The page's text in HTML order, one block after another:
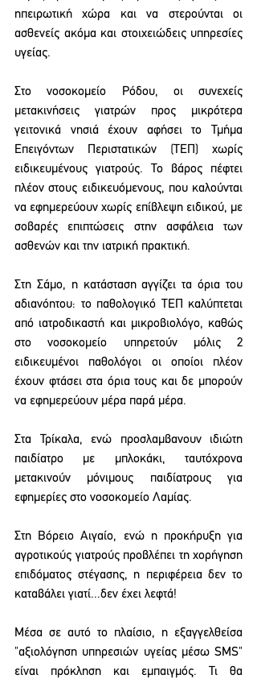
ηπειρωτική χώρα και να στερούνται οι
ασθενείς ακόμα και στοιχειώδεις υπηρεσίες
υγείας.
Στο νοσοκομείο Ρόδου, οι συνεχείς
μετακινήσεις γιατρών προς μικρότερα
γειτονικά νησιά έχουν αφήσει το Τμήμα
Επειγόντων Περιστατικών (ΤΕΠ) χωρίς
ειδικευμένους γιατρούς. Το βάρος πέφτει
πλέον στους ειδικευόμενους, που καλούνται
να εφημερεύουν χωρίς επίβλεψη ειδικού, με
σοβαρές επιπτώσεις στην ασφάλεια των
ασθενών και την ιατρική πρακτική.
Στη Σάμο, η κατάσταση αγγίζει τα όρια του
αδιανόητου: το παθολογικό ΤΕΠ καλύπτεται
από ιατροδικαστή και μικροβιολόγο, καθώς
στο νοσοκομείο υπηρετούν μόλις 2
ειδικευμένοι παθολόγοι οι οποίοι πλέον
έχουν φτάσει στα όρια τους και δε μπορούν
να εφημερεύουν μέρα παρά μέρα.
Στα Τρίκαλα, ενώ προσλαμβανουν ιδιώτη
παιδίατρο με μπλοκάκι, ταυτόχρονα
μετακινούν μόνιμους παιδίατρους για
εφημερίες στο νοσοκομείο Λαμίας.
Στη Βόρειο Αιγαίο, ενώ η προκήρυξη για
αγροτικούς γιατρούς προβλέπει τη χορήγηση
επιδόματος στέγασης, η περιφέρεια δεν το
καταβάλει γιατί...δεν έχει λεφτά!
Μέσα σε αυτό το πλαίσιο, η εξαγγελθείσα
"αξιολόγηση υπηρεσιών υγείας μέσω SMS"
είναι πρόκληση και εμπαιγμός. Τι θα